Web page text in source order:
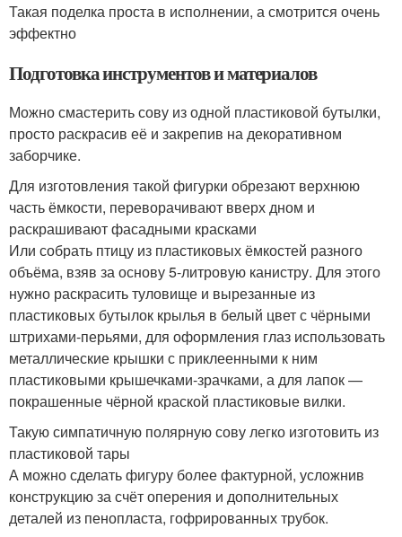
Такая поделка проста в исполнении, а смотрится очень
эффектно
Подготовка инструментов и материалов
Можно смастерить сову из одной пластиковой бутылки,
просто раскрасив её и закрепив на декоративном
заборчике.
Для изготовления такой фигурки обрезают верхнюю
часть ёмкости, переворачивают вверх дном и
раскрашивают фасадными красками
Или собрать птицу из пластиковых ёмкостей разного
объёма, взяв за основу 5-литровую канистру. Для этого
нужно раскрасить туловище и вырезанные из
пластиковых бутылок крылья в белый цвет с чёрными
штрихами-перьями, для оформления глаз использовать
металлические крышки с приклеенными к ним
пластиковыми крышечками-зрачками, а для лапок —
покрашенные чёрной краской пластиковые вилки.
Такую симпатичную полярную сову легко изготовить из
пластиковой тары
А можно сделать фигуру более фактурной, усложнив
конструкцию за счёт оперения и дополнительных
деталей из пенопласта, гофрированных трубок.